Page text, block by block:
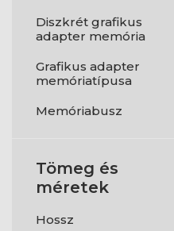
Diszkrét grafikus
adapter memória
Grafikus adapter
memóriatípusa
Memóriabusz
Tömeg és
méretek
Hossz